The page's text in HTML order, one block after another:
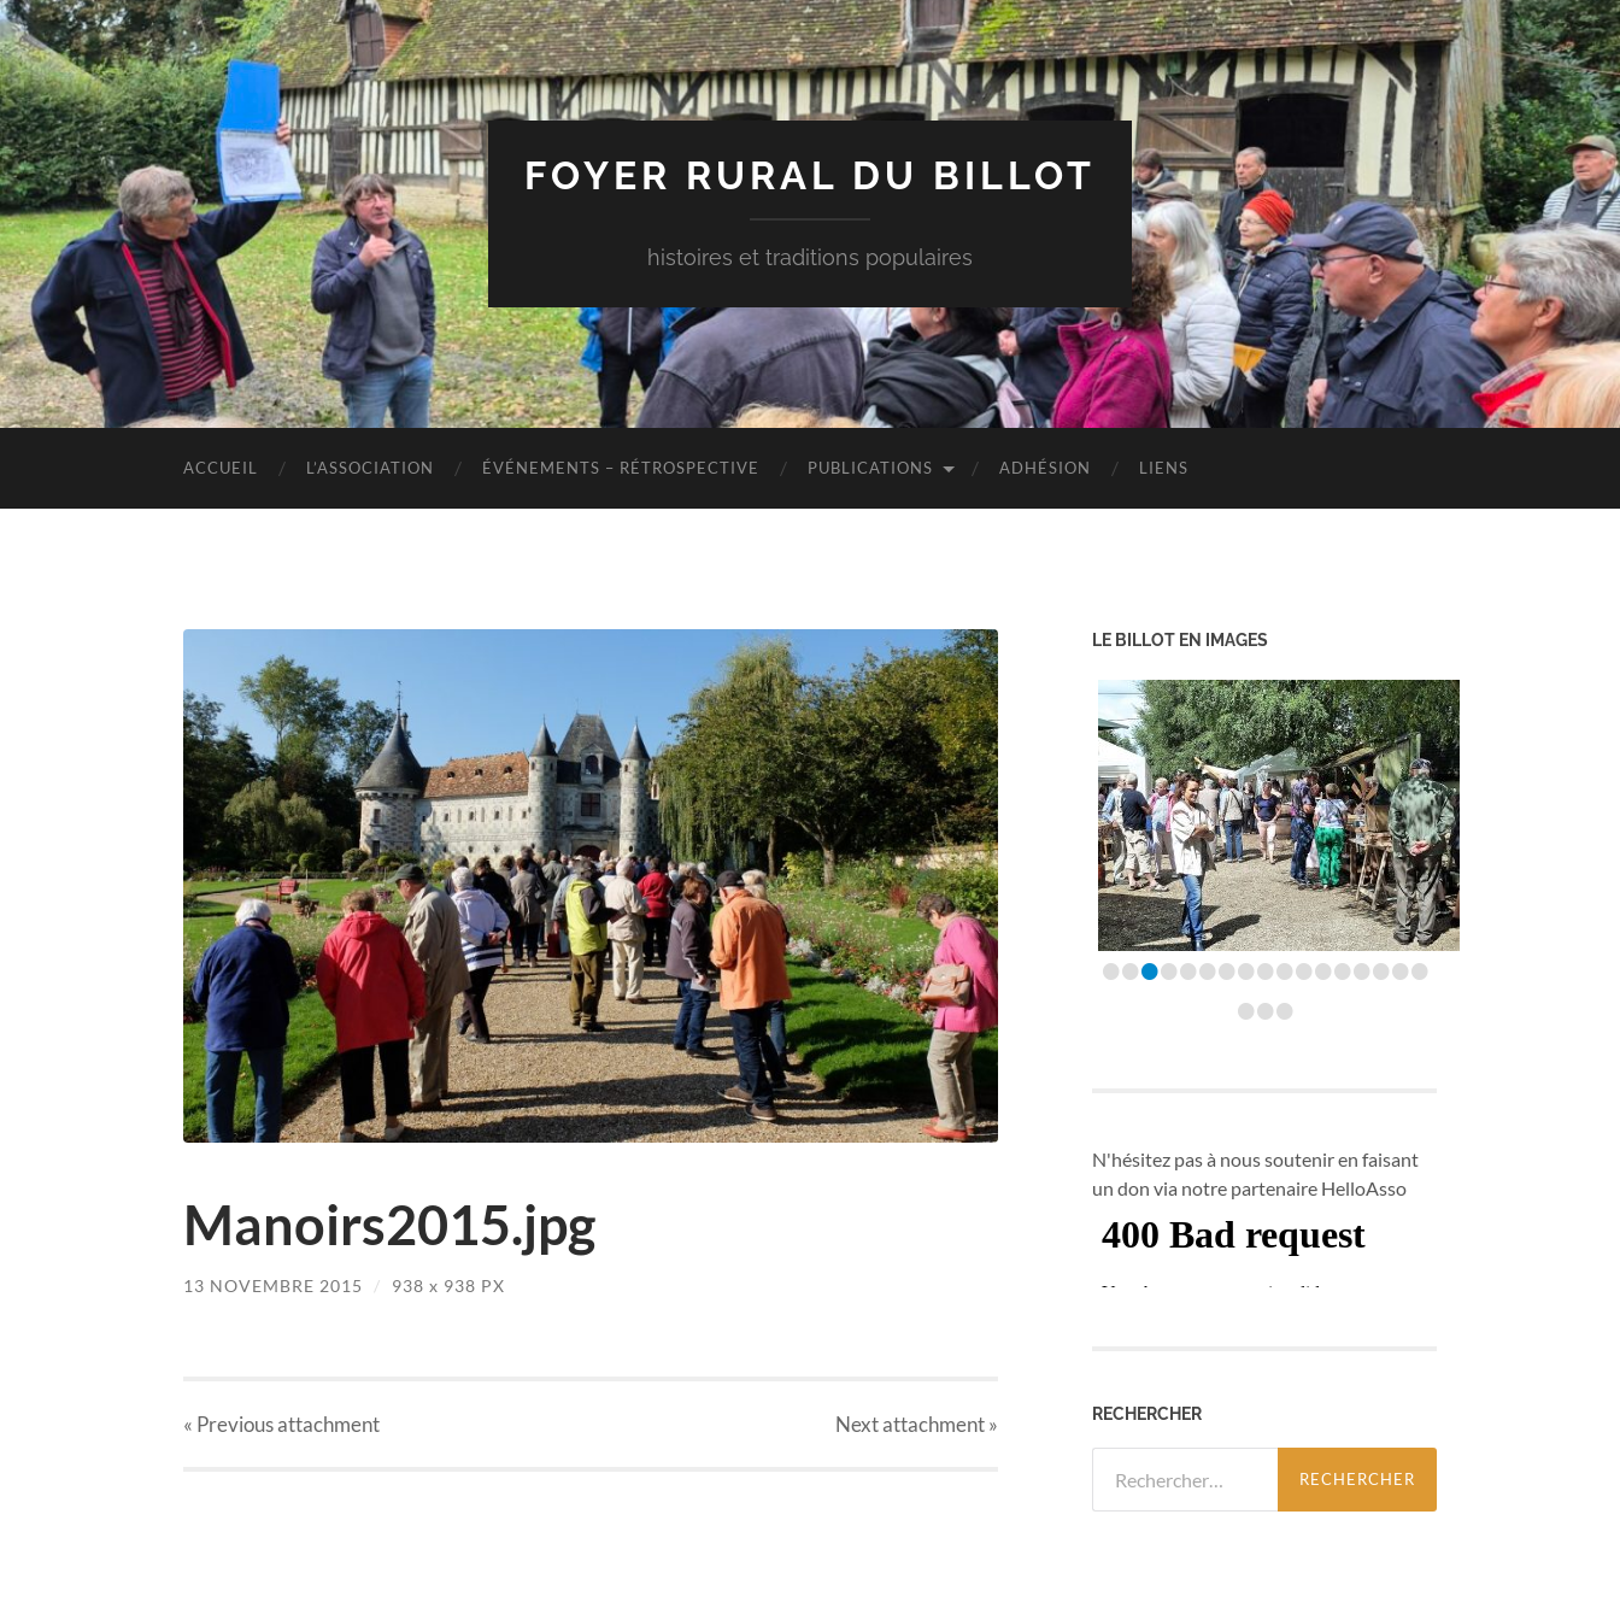
FOYER RURAL DU BILLOT
histoires et traditions populaires
ACCUEIL L’ASSOCIATION ÉVÉNEMENTS – RÉTROSPECTIVE PUBLICATIONS ADHÉSION LIENS
Manoirs2015.jpg
13 NOVEMBRE 2015 / 938 x 938 PX
« Previousattachment Nextattachment»
LE BILLOT EN IMAGES
•••••••••••••••••
•••
N'hésitez pas à nous soutenir en faisant
un don via notre partenaire HelloAsso
RECHERCHER